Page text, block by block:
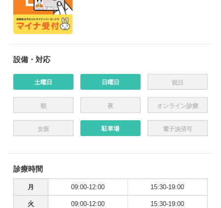
設備・対応
土曜日 日曜日 祝日
朝 夜 オンライン診療
女医 駐車場 電子決済可
診療時間
月 09:00-12:00 15:30-19:00
火 09:00-12:00 15:30-19:00